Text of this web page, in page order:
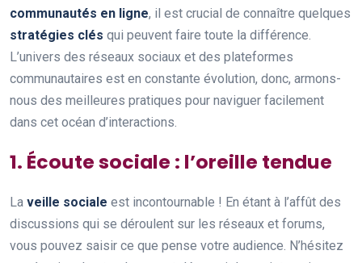
communautés en ligne, il est crucial de connaître quelques
stratégies clés qui peuvent faire toute la différence.
L’univers des réseaux sociaux et des plateformes
communautaires est en constante évolution, donc, armons-
nous des meilleures pratiques pour naviguer facilement
dans cet océan d’interactions.
1. Écoute sociale : l’oreille tendue
La veille sociale est incontournable ! En étant à l’affût des
discussions qui se déroulent sur les réseaux et forums,
vous pouvez saisir ce que pense votre audience. N’hésitez